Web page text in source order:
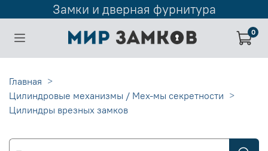
Замки и дверная фурнитура
0
Главная
Цилиндровые механизмы / Мех-мы секретности
Цилиндры врезных замков